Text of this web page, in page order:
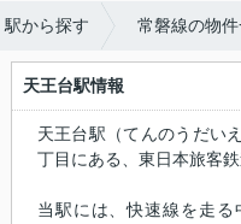
駅から探す 常磐線の物
天王台駅情報
天王台駅（てんのうだい
丁目にある、東日本旅客
当駅には、快速線を走